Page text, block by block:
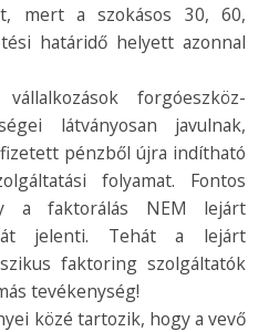
mert a szokásos 30, 60,
határidő helyett azonnal
forgóeszköz-
látványosan javulnak,
pénzből újra indítható
folyamat. Fontos
a faktorálás NEM lejárt
jelenti. Tehát a lejárt
faktoring szolgáltatók
tevékenység!
közé tartozik, hogy a vevő